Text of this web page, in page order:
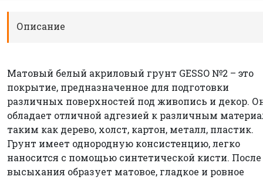
Описание
Матовый белый акриловый грунт GESSO №2 – это
покрытие, предназначенное для подготовки
различных поверхностей под живопись и декор.
обладает отличной адгезией к различным
таким как дерево, холст, картон, металл, пластик.
Грунт имеет однородную консистенцию, легко
наносится с помощью синтетической кисти. После
высыхания образует матовое, гладкое и ровное